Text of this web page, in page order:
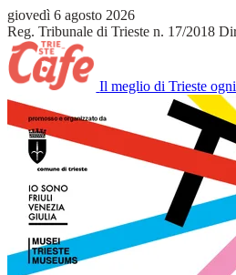
giovedì 6 agosto 2026
Reg. Tribunale di Trieste n. 17/2018
Il meglio di Trieste